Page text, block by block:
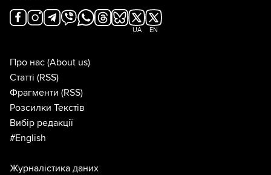
UA EN
Про нас (About us)
Статті (RSS)
Фрагменти (RSS)
Розсилки Текстів
Вибір редакції
#English
Журналістика даних